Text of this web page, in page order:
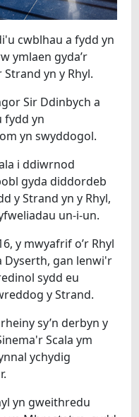
cwblhau a fydd yn
ymlaen gyda’r
yn y Rhyl.
Sir Ddinbych a
fydd yn
yn swyddogol.
i ddiwrnod
gyda diddordeb
y Strand yn y Rhyl,
un-i-un.
y mwyafrif o’r Rhyl
Dyserth, gan lenwi'r
sydd eu
y Strand.
sy’n derbyn y
Scala ym
ychydig
yn gweithredu